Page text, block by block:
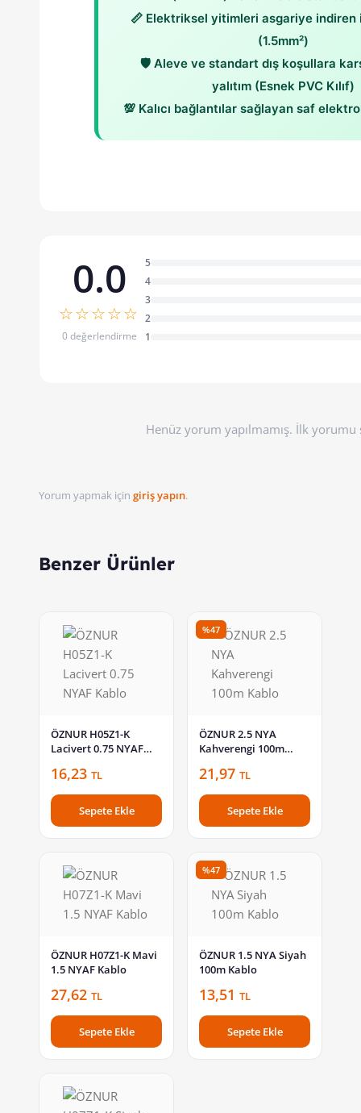
📏 Elektriksel yitimleri asgariye
(1.5mm²)
🛡️ Aleve ve standart dış koşullara
yalıtım (Esnek PVC Kılıf)
💯 Kalıcı bağlantılar sağlayan saf
0.0
☆☆☆☆☆
0 değerlendirme
5
4
3
2
1
Henüz yorum yapılmamış. İlk yorumu
Yorum yapmak için giriş yapın.
Benzer Ürünler
ÖZNUR H05Z1-K
Lacivert 0.75 NYAF
16,23 TL
Sepete Ekle
%47
ÖZNUR 2.5 NYA
Kahverengi 100m
21,97 TL
Sepete Ekle
ÖZNUR H07Z1-K Mavi
1.5 NYAF Kablo
27,62 TL
Sepete Ekle
%47
ÖZNUR 1.5 NYA Siyah
100m Kablo
13,51 TL
Sepete Ekle